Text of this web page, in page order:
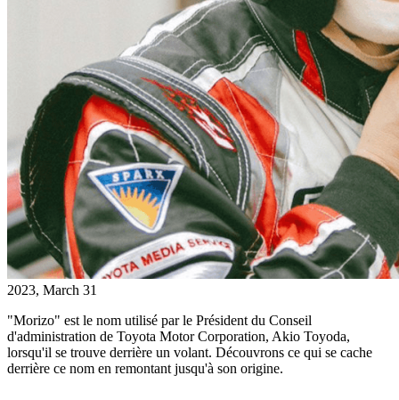
2023, March 31
"Morizo" est le nom utilisé par le Président du Conseil
d'administration de Toyota Motor Corporation, Akio Toyoda,
lorsqu'il se trouve derrière un volant. Découvrons ce qui se cache
derrière ce nom en remontant jusqu'à son origine.